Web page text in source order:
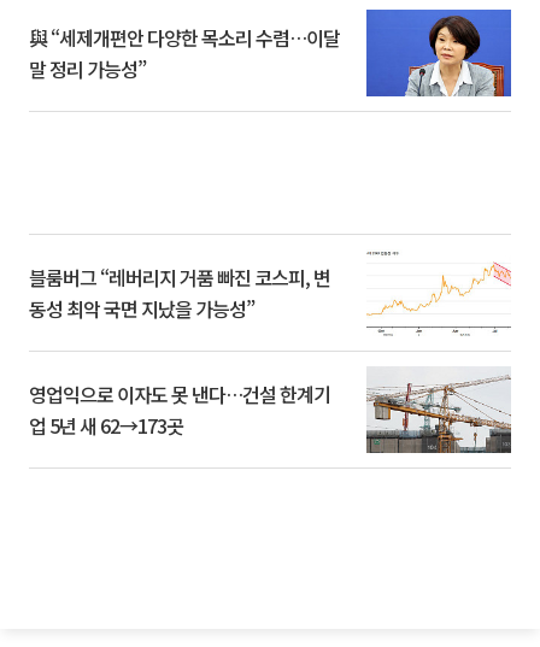
與 “세제개편안 다양한 목소리 수렴…이달
말 정리 가능성”
블룸버그 “레버리지 거품 빠진 코스피, 변
동성 최악 국면 지났을 가능성”
영업익으로 이자도 못 낸다…건설 한계기
업 5년 새 62→173곳